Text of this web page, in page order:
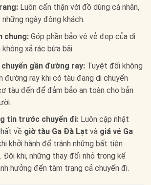
Luôn cẩn thận với đồ dùng cá nhân,
ngày đông khách.
chung:Góp phần bảo vệ vẻ đẹp của di
xả rác bừa bãi.
gần đường ray:Tuyệt đối không
đường ray khi có tàu đang di chuyển
tàu đến để đảm bảo an toàn cho bản
tin trước chuyến đi:Luôn cập nhật
về giờ tàu Ga Đà Lạt và giá vé Ga
khởi hành để tránh những bất tiện
Đôi khi, những thay đổi nhỏ trong kế
hưởng đến tâm trạng cả chuyến đi.